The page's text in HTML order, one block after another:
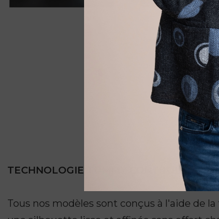
TECHNOLOGIE TUMMY CONTROL
Tous nos modèles sont conçus à l'aide de